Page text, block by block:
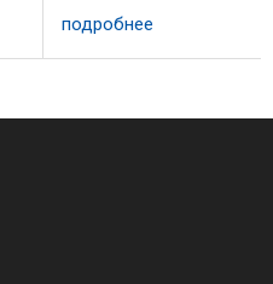
подробнее